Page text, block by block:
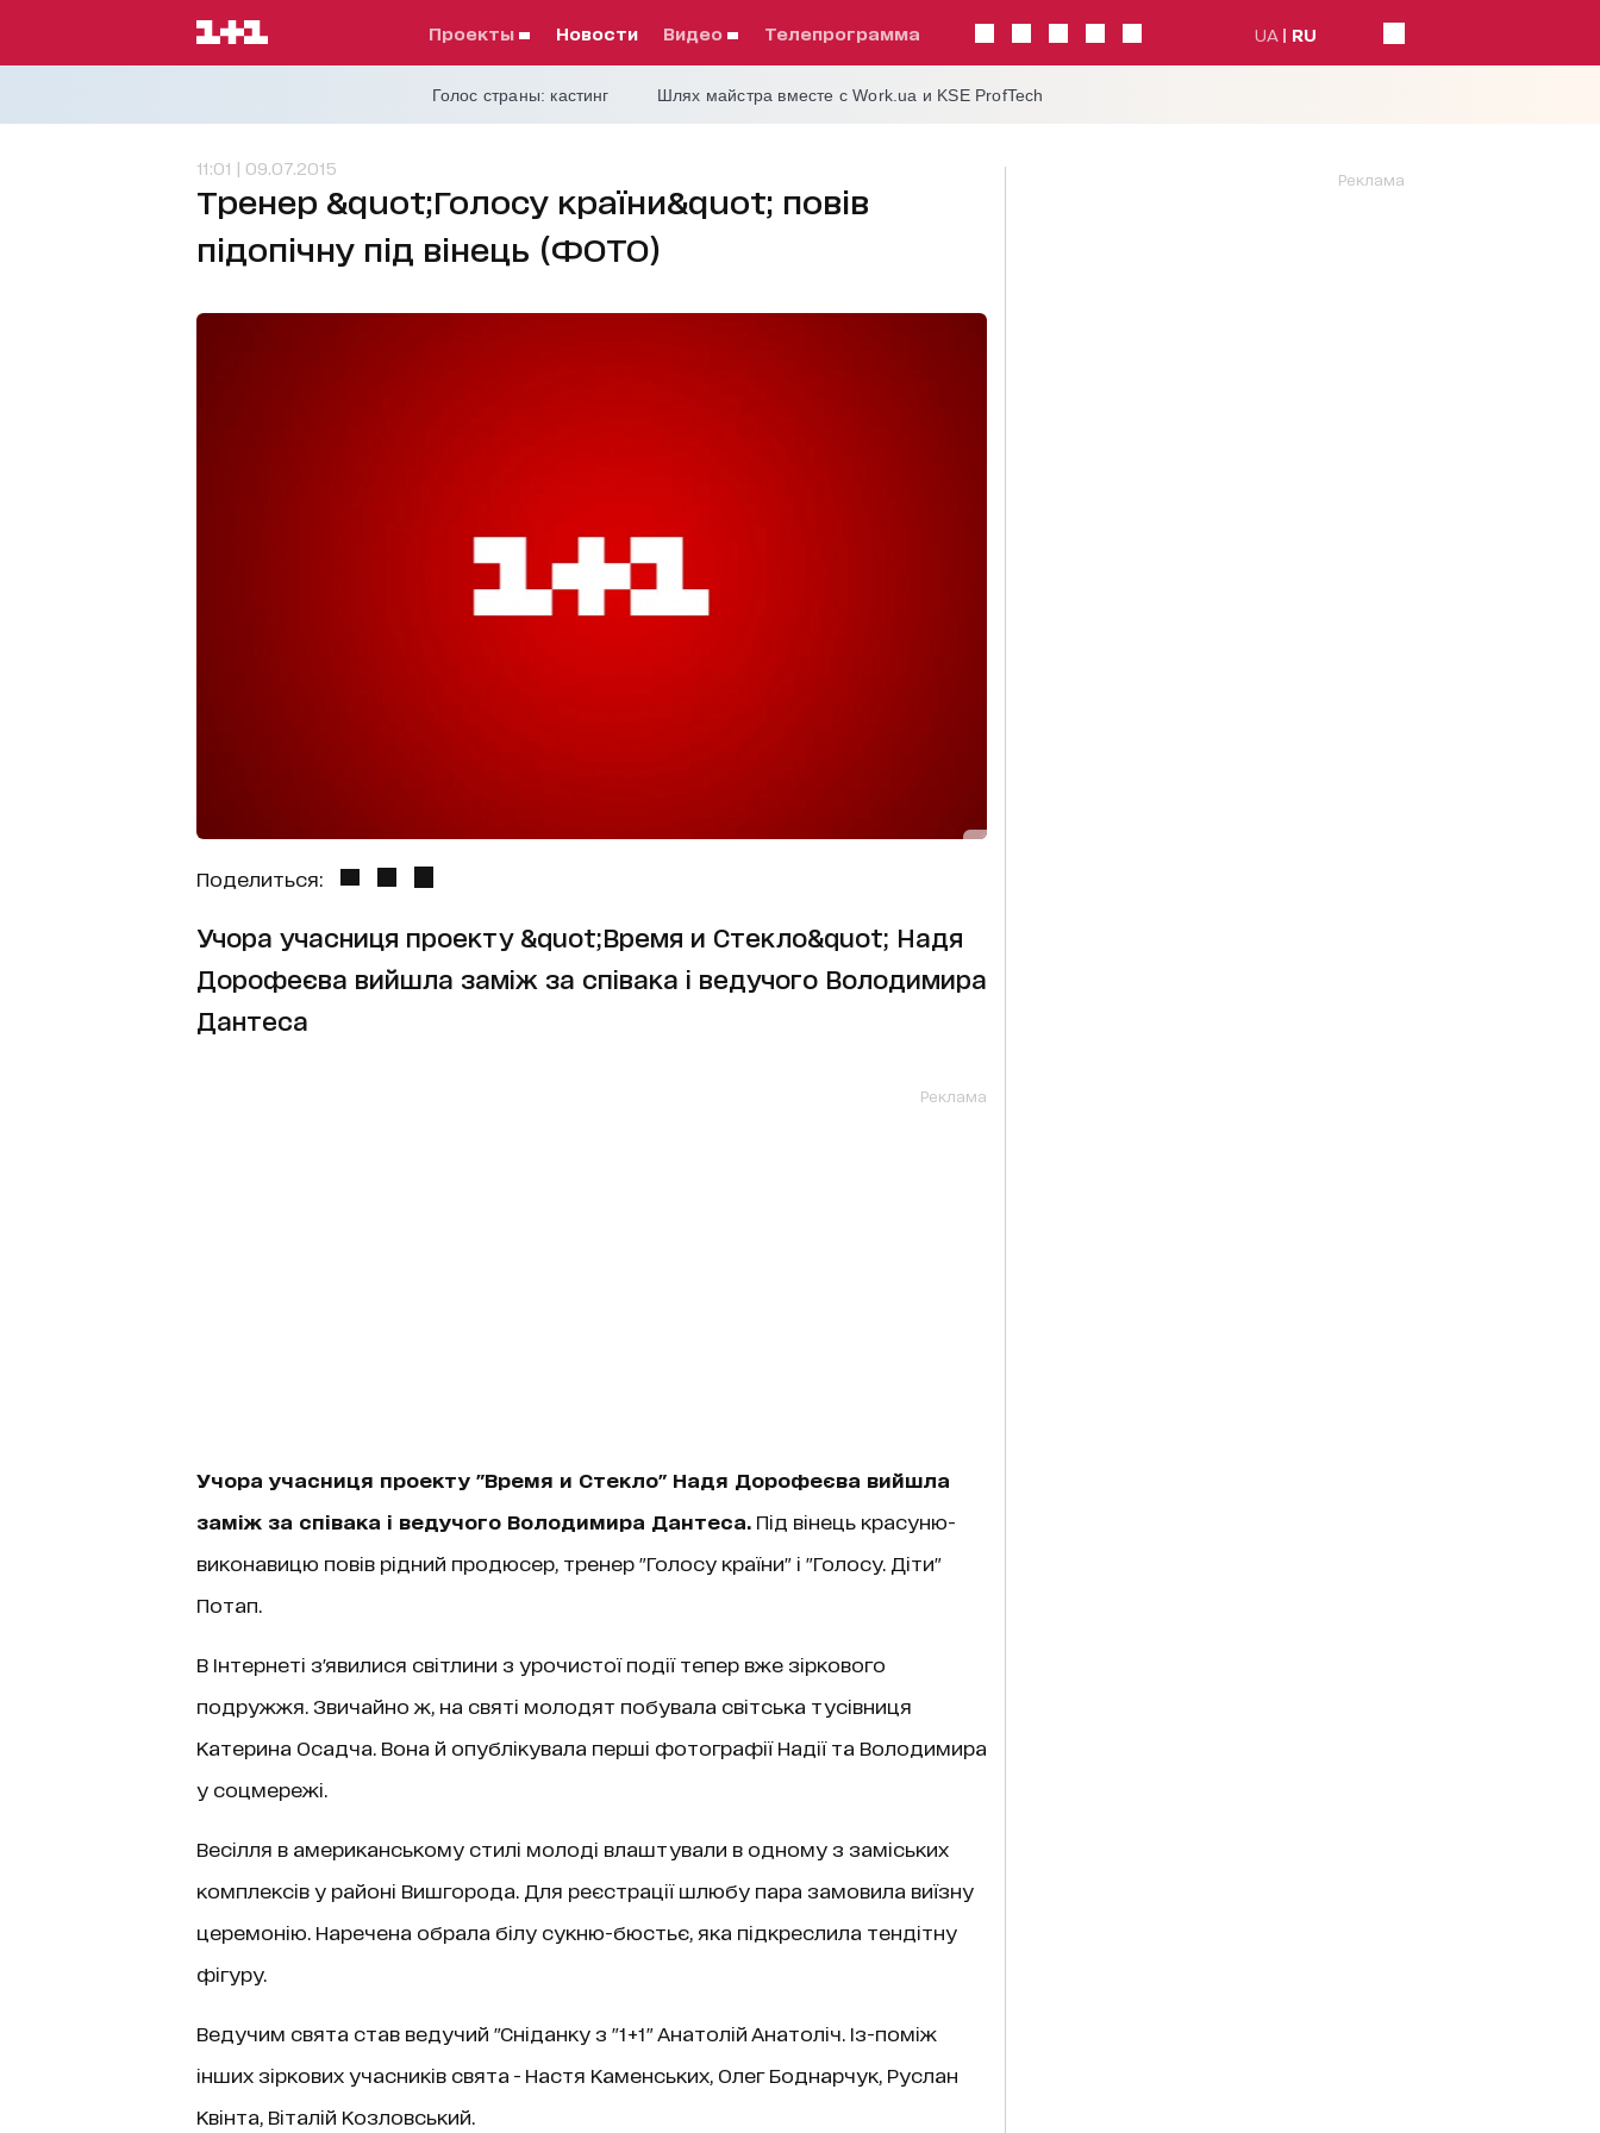
проекты Новости видео телепрограмма UA RU
Голос страны: кастинг Шлях майстра вместе с Work.ua и KSE ProfTech
11:01 | 09.07.2015
Тренер &quot;Голосу країни&quot; повів
підопічну під вінець (ФОТО)
Поделиться:
Учора учасниця проекту &quot;Время и Стекло&quot; Надя
Дорофеєва вийшла заміж за співака і ведучого Володимира
Дантеса
Реклама
Учора учасниця проекту "Время и Стекло" Надя Дорофеєва вийшла
заміж за співака і ведучого Володимира Дантеса.Під вінець красуню-
виконавицю повів рідний продюсер, тренер "Голосу країни" і "Голосу. Діти"
Потап.
В Інтернеті з'явилися світлини з урочистої події тепер вже зіркового
подружжя. Звичайно ж, на святі молодят побувала світська тусівниця
Катерина Осадча. Вона й опублікувала перші фотографії Надії та Володимира
у соцмережі.
Весілля в американському стилі молоді влаштували в одному з заміських
комплексів у районі Вишгорода. Для реєстрації шлюбу пара замовила виїзну
церемонію. Наречена обрала білу сукню-бюстьє, яка підкреслила тендітну
фігуру.
Ведучим свята став ведучий "Сніданку з "1+1" Анатолій Анатоліч. Із-поміж
інших зіркових учасників свята - Настя Каменських, Олег Боднарчук, Руслан
Квінта, Віталій Козловський.
Реклама